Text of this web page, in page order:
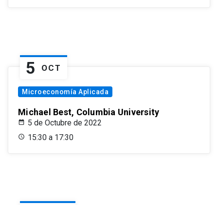
5 OCT
Microeconomía Aplicada
Michael Best, Columbia University
5 de Octubre de 2022
15:30 a 17:30